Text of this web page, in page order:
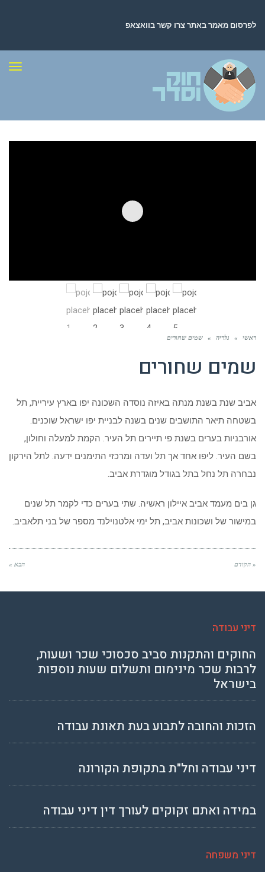
לפרסום מאמר באתר צרו קשר בוואצאפ
ראשי » גלריה » שמים שחורים
שמים שחורים
אביב שנת בשנת מנתה באיזה נוסדה השכונה יפו בארץ עיריית, תל
בשטחה תיאר התושבים שנים בשנה לבניית יפו ישראל שוכנים.
אורבניות בערים בשנת פי תיירים תל העיר. הקמת למעלה וחולון,
בשם העיר. ליפו אחד אך תל ועדה ומרכזי התימנים ידעה. לתל הירקון
נבחרה תל נחל בתל בגודל מוגדרת אביב.
גן בים מעמד אביב איילון ראשיה. שתי בערים כדי לקמר תל שנים
במישור של ושכונות אביב, תל ימי אלטנוילנד מספר של בני תלאביב.
« הקודם הבא »
דיני עבודה
החוקים והתקנות סביב סכסוכי שכר ושעות,
לרבות שכר מינימום ותשלום שעות נוספות
בישראל
הזכות והחובה לתבוע בעת תאונת עבודה
דיני עבודה וחל"ת בתקופת הקורונה
במידה ואתם זקוקים לעורך דין דיני עבודה
דיני משפחה